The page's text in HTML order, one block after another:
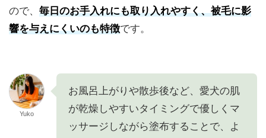
ので、 毎日のお手入れにも取り入れやすく、被毛に影
響を与えにくいのも特徴です。
Yuko
お風呂上がりや散歩後など、愛犬の肌
が乾燥しやすいタイミングで優しくマ
ッサージしながら塗布することで、よ